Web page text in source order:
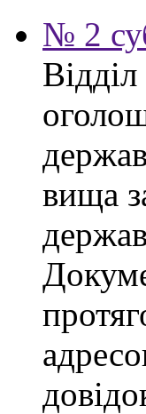
№ 2
вища